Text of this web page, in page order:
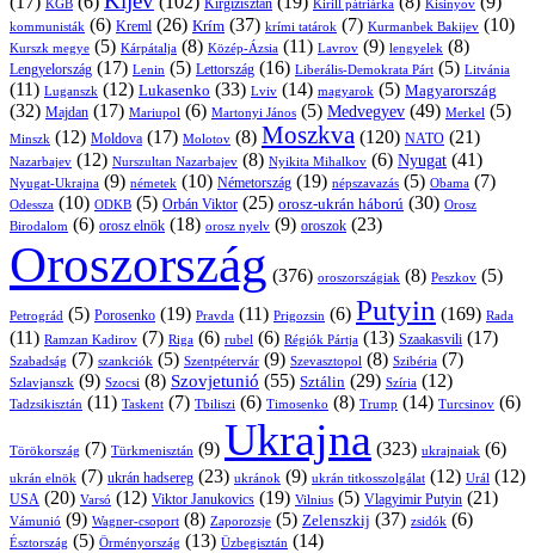
KGB Kirgizisztán Kirill pátriárka Kisinyov
kommunisták (6) Kreml (26) Krím (37) krími tatárok (7) Kurmanbek Bakijev (10)
Kurszk megye (5) Kárpátalja (8) Közép-Ázsia (11) Lavrov (9) lengyelek (8)
Lengyelország (17) Lenin (5) Lettország (16) Liberális-Demokrata Párt (5) Litvánia
(11) Luganszk (12) Lukasenko (33) Lviv (14) magyarok (5) Magyarország
(32) Majdan (17) Mariupol (6) Martonyi János (5) Medvegyev (49) Merkel (5)
Minszk (12) Moldova (17) Molotov (8) Moszkva (120) NATO (21)
Nazarbajev (12) Nurszultan Nazarbajev (8) Nyikita Mihalkov (6) Nyugat (41)
Nyugat-Ukrajna (9) németek (10) Németország (19) népszavazás (5) Obama (7)
Odessza (10) ODKB (5) Orbán Viktor (25) orosz-ukrán háború (30) Orosz
Birodalom (6) orosz elnök (18) orosz nyelv (9) oroszok (23)
Oroszország (376) oroszországiak (8) Peszkov (5)
Petrográd (5) Porosenko (19) Pravda (11) Prigozsin (6) Putyin (169) Rada
(11) Ramzan Kadirov (7) Riga (6) rubel (6) Régiók Pártja (13) Szaakasvili (17)
Szabadság (7) szankciók (5) Szentpétervár (9) Szevasztopol (8) Szibéria (7)
Szlavjanszk (9) Szocsi (8) Szovjetunió (55) Sztálin (29) Szíria (12)
Tadzsikisztán (11) Taskent (7) Tbiliszi (6) Timosenko (8) Trump (14) Turcsinov (6)
Törökország (7) Türkmenisztán (9) Ukrajna (323) ukrajnaiak (6)
ukrán elnök (7) ukrán hadsereg (23) ukránok (9) ukrán titkosszolgálat (12) Urál (12)
USA (20) Varsó (12) Viktor Janukovics (19) Vilnius (5) Vlagyimir Putyin (21)
Vámunió (9) Wagner-csoport (8) Zaporozsje (5) Zelenszkij (37) zsidók (6)
Észtország (5) Örményország (13) Üzbegisztán (14)